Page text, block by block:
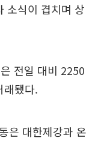
소식이 겹치며 상
전일 대비 2250
됐다.
은 대한제강과 온